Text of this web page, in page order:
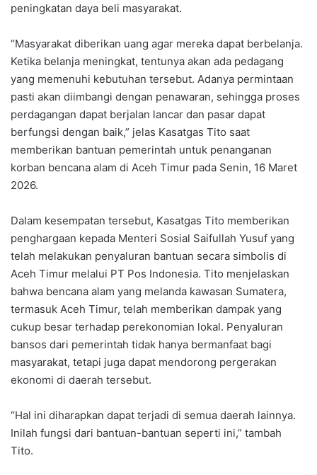
peningkatan daya beli masyarakat.
“Masyarakat diberikan uang agar mereka dapat berbelanja.
Ketika belanja meningkat, tentunya akan ada pedagang
yang memenuhi kebutuhan tersebut. Adanya permintaan
pasti akan diimbangi dengan penawaran, sehingga proses
perdagangan dapat berjalan lancar dan pasar dapat
berfungsi dengan baik,” jelas Kasatgas Tito saat
memberikan bantuan pemerintah untuk penanganan
korban bencana alam di Aceh Timur pada Senin, 16 Maret
2026.
Dalam kesempatan tersebut, Kasatgas Tito memberikan
penghargaan kepada Menteri Sosial Saifullah Yusuf yang
telah melakukan penyaluran bantuan secara simbolis di
Aceh Timur melalui PT Pos Indonesia. Tito menjelaskan
bahwa bencana alam yang melanda kawasan Sumatera,
termasuk Aceh Timur, telah memberikan dampak yang
cukup besar terhadap perekonomian lokal. Penyaluran
bansos dari pemerintah tidak hanya bermanfaat bagi
masyarakat, tetapi juga dapat mendorong pergerakan
ekonomi di daerah tersebut.
“Hal ini diharapkan dapat terjadi di semua daerah lainnya.
Inilah fungsi dari bantuan-bantuan seperti ini,” tambah
Tito.